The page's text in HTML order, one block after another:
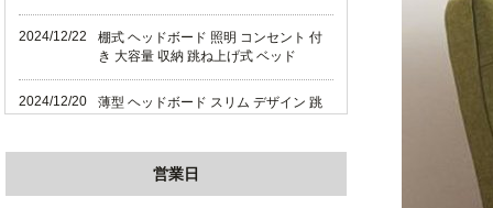
2024/12/22
棚式 ヘッドボード 照明 コンセント 付
き 大容量 収納 跳ね上げ式 ベッド
2024/12/20
薄型 ヘッドボード スリム デザイン 跳
薄型 ヘッドボード スリム デザイン 跳
営業日